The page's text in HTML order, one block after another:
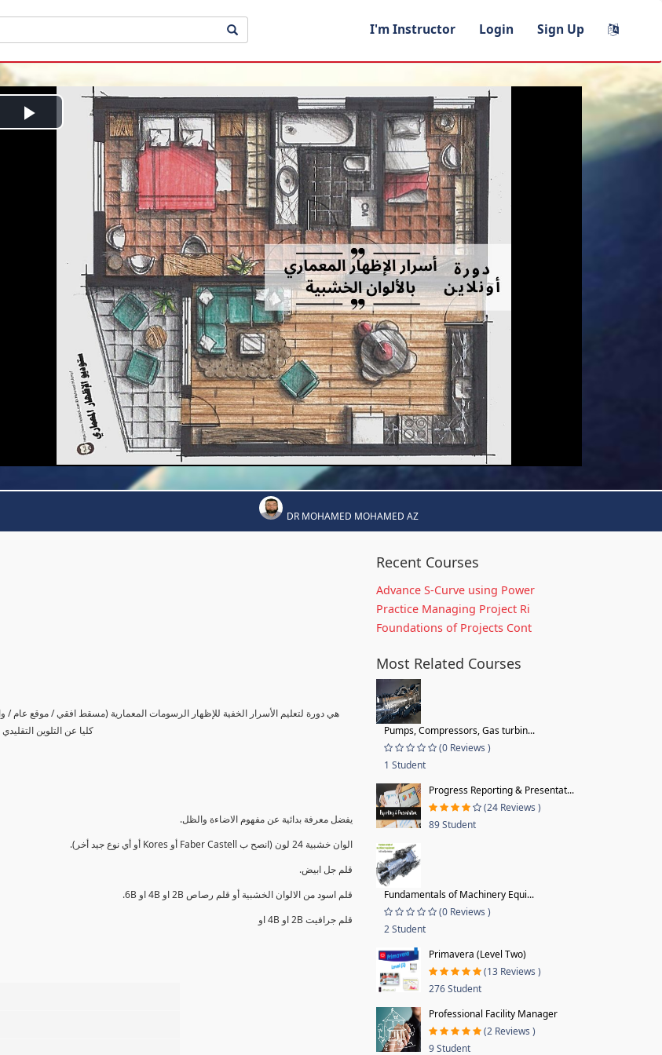
I'm Instructor Login Sign Up
Play
DR MOHAMED MOHAMED AZ
هي دورة لتعليم الأسرار الخفية للإظهار الرسومات المعمارية (مسقط افقي / موقع عام /
كليا عن التلوين
يفضل معرفة بدائية عن مفهوم الاضاءة والظل.
الوان خشبية 24 لون (انصح ب Faber Castell أو Kores أو أي نوع جيد أخر).
قلم جل ابيض.
قلم اسود من الالوان الخشبية أو قلم رصاص 2B او 4B او 6B.
قلم جرافيت 2B او 4B او
Recent Courses
Advance S-Curve using Power
Practice Managing Project Ri
Foundations of Projects Cont
Most Related Courses
Pumps, Compressors, Gas turbin...
(0 Reviews )
1 Student
Progress Reporting & Presentat...
(24 Reviews )
89 Student
Fundamentals of Machinery Equi...
(0 Reviews )
2 Student
Primavera (Level Two)
(13 Reviews )
276 Student
Professional Facility Manager
(2 Reviews )
9 Student